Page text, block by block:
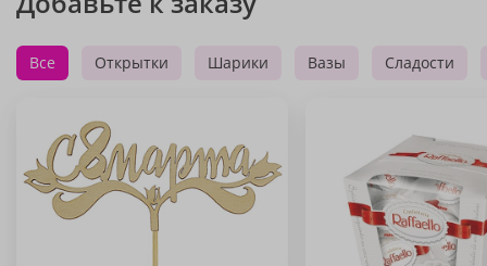
Все Открытки Шарики Вазы Сладости